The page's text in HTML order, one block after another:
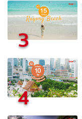
3
4